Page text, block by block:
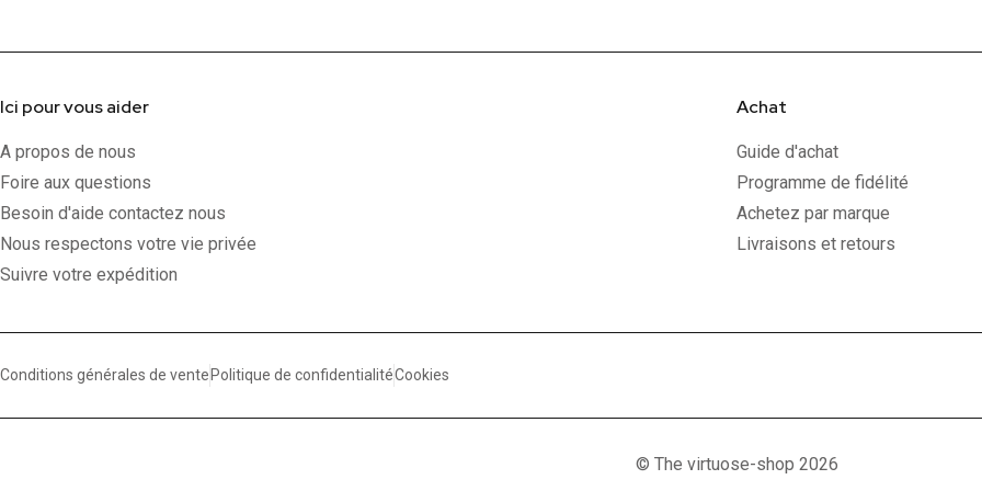
Ici pour vous aider
A propos de nous
Foire aux questions
Besoin d'aide contactez nous
Nous respectons votre vie privée
Suivre votre expédition
Achat
Guide d'achat
Programme de fidélité
Achetez par marque
Livraisons et retours
Conditions générales de vente Politique de confidentialitéCookies
© The virtuose-shop 2026